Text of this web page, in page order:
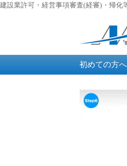
建設業許可・経営事項審査(経審)・帰化
初めての方へ